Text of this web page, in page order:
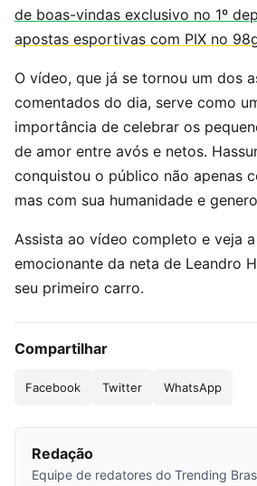
de boas-vindas exclusivo no 1º
apostas esportivas com PIX no
O vídeo, que já se tornou um dos
comentados do dia, serve como
importância de celebrar os
de amor entre avós e netos.
conquistou o público não apenas
mas com sua humanidade e
Assista ao vídeo completo e veja
emocionante da neta de Leandro
seu primeiro carro.
Compartilhar
Facebook Twitter WhatsApp
Redação
Equipe de redatores do Trending